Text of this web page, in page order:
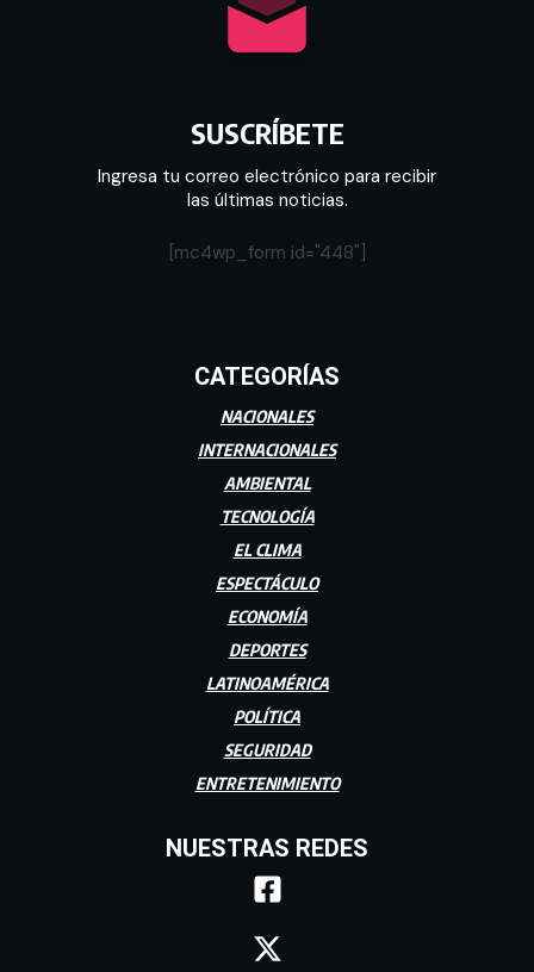
SUSCRÍBETE
Ingresa tu correo electrónico para recibir
las últimas noticias.
[mc4wp_form id="448"]
CATEGORÍAS
NACIONALES
INTERNACIONALES
AMBIENTAL
TECNOLOGÍA
EL CLIMA
ESPECTÁCULO
ECONOMÍA
DEPORTES
LATINOAMÉRICA
POLÍTICA
SEGURIDAD
ENTRETENIMIENTO
NUESTRAS REDES